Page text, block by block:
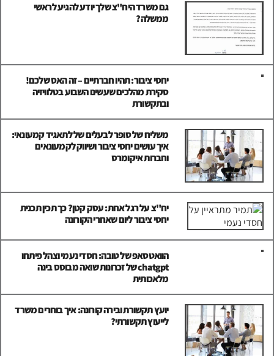
גם משרד היח"צ שלך יודע להגיע לראשי
ממשלה?
יחסי ציבור: תהיו חברתיים – זה האס שלכם!
סקירת מהלכים שעשינו השבוע בטלוויזיה
ובתקשורת
משליח של סופר לבעלים של לתאגיד קמעונאי:
איך עושים יחסי ציבור ושיווק לקמעונאים
וחברות איקומרס
יח"צ על רגל אחת: עסק קטן? כך תכין תכנית
יחסי ציבור ליום שאחרי הקורונה
הוואטסאפ של טובה: חסדי נעמי וצהל פיתחו
chatgpt של זכרונות שואה מבוסס בינה
מלאכותית
יועץ תקשורת ובירה קורונה: איך בוחרים משרד
לייעוץ תקשורתי?